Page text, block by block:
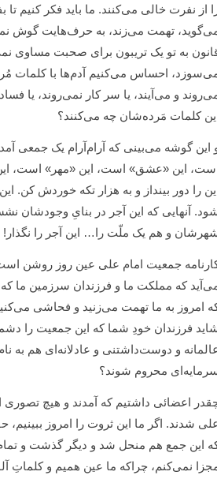
از نفرت خالی می‌کنند. ما باید فکر کنیم
تهمت می‌زند، به حرف‌هایت گوش
به تو یک تریبون برای صحبت مساوی
احساس می‌کنیم آدم‌ها با کلمات
و می‌آیند، یا سر کار نمی‌روند، یا
کلمات مَرده‌شان چه می‌کنند؟
این گوشه می‌بینی که آرام‌آرام یک جمعی
این «عشق» است، این «مهر» است، این
را دور بینداز و به هزار تکه خوردش کن.
آنهایی که این آجر در بنایِ وجودشان
و هم یک ملّت را… این آجر را نگذار!
جمعیت امام علی عین روز روشن
که مملکت ما و فرزندان سرزمین ما که
امروز به ما تهمت می‌زنید و فحاشی
فرزندان خودِ شما که این جمعیت را دشمن
و دوست‌داشتنی و عادلانه‌ای هم به
محروم شوند؟
اعضائی داشتیم که آمدند و هیچ تصوری
شدند. اگر ما این ثروت را امروز ببینیم،
این جمع هم منحل شد و دیگر گذشت و
نمی‌کنم، چراکه ما عین همیم و کلماتِ